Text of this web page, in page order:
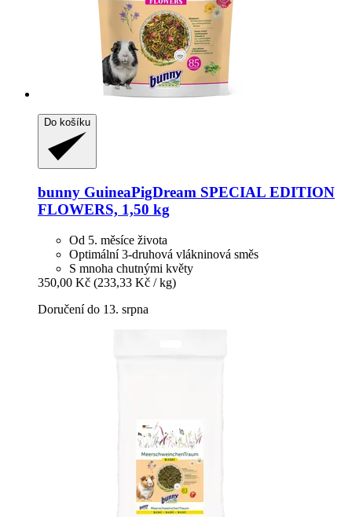
Do košíku
bunny GuineaPigDream SPECIAL EDITION
FLOWERS, 1,50 kg
Od 5. měsíce života
Optimální 3-druhová vlákninová směs
S mnoha chutnými květy
350,00 Kč (233,33 Kč / kg)
Doručení do 13. srpna